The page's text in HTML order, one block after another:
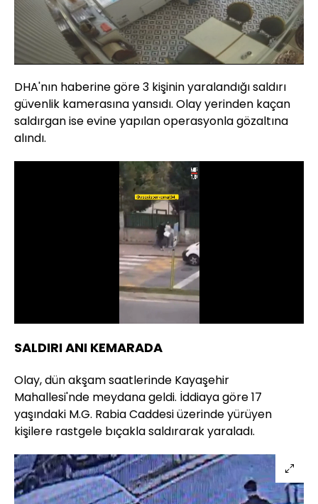
Sesi
Aç
Yüklendi:
32.08%
Oynatma
Hızı
DHA'nın haberine göre 3 kişinin yaralandığı saldırı
güvenlik kamerasına yansıdı. Olay yerinden kaçan
saldırgan ise evine yapılan operasyonla gözaltına
alındı.
Aç
Yüklendi
100.00%
Hızı
SALDIRI ANI KEMARADA
Olay, dün akşam saatlerinde Kayaşehir
Mahallesi'nde meydana geldi. İddiaya göre 17
yaşındaki M.G. Rabia Caddesi üzerinde yürüyen
kişilere rastgele bıçakla saldırarak yaraladı.